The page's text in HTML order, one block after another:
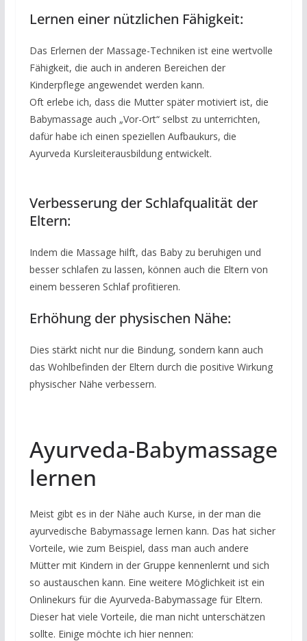
Lernen einer nützlichen Fähigkeit:
Das Erlernen der Massage-Techniken ist eine wertvolle
Fähigkeit, die auch in anderen Bereichen der
Kinderpflege angewendet werden kann.
Oft erlebe ich, dass die Mutter später motiviert ist, die
Babymassage auch „Vor-Ort“ selbst zu unterrichten,
dafür habe ich einen speziellen Aufbaukurs, die
Ayurveda Kursleiterausbildung entwickelt.
Verbesserung der Schlafqualität der
Eltern:
Indem die Massage hilft, das Baby zu beruhigen und
besser schlafen zu lassen, können auch die Eltern von
einem besseren Schlaf profitieren.
Erhöhung der physischen Nähe:
Dies stärkt nicht nur die Bindung, sondern kann auch
das Wohlbefinden der Eltern durch die positive Wirkung
physischer Nähe verbessern.
Ayurveda-Babymassage
lernen
Meist gibt es in der Nähe auch Kurse, in der man die
ayurvedische Babymassage lernen kann. Das hat sicher
Vorteile, wie zum Beispiel, dass man auch andere
Mütter mit Kindern in der Gruppe kennenlernt und sich
so austauschen kann. Eine weitere Möglichkeit ist ein
Onlinekurs für die Ayurveda-Babymassage für Eltern.
Dieser hat viele Vorteile, die man nicht unterschätzen
sollte. Einige möchte ich hier nennen: